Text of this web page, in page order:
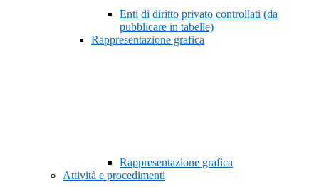
Enti di diritto privato controllati (da
pubblicare in tabelle)
Rappresentazione grafica
Rappresentazione grafica
Attività e procedimenti